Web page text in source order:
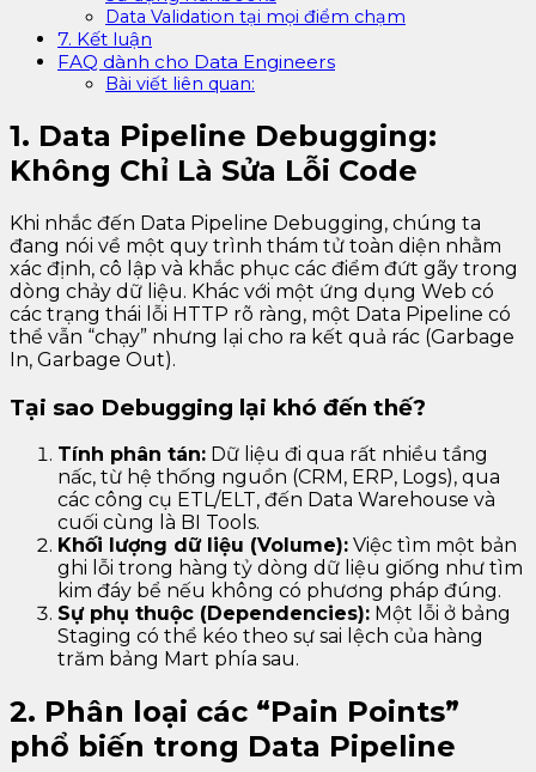
Data Validation tại mọi điểm chạm
7. Kết luận
FAQ dành cho Data Engineers
Bài viết liên quan:
1. Data Pipeline Debugging:
Không Chỉ Là Sửa Lỗi Code
Khi nhắc đến Data Pipeline Debugging, chúng ta
đang nói về một quy trình thám tử toàn diện nhằm
xác định, cô lập và khắc phục các điểm đứt gãy trong
dòng chảy dữ liệu. Khác với một ứng dụng Web có
các trạng thái lỗi HTTP rõ ràng, một Data Pipeline có
thể vẫn “chạy” nhưng lại cho ra kết quả rác (Garbage
In, Garbage Out).
Tại sao Debugging lại khó đến thế?
Tính phân tán: Dữ liệu đi qua rất nhiều tầng
nấc, từ hệ thống nguồn (CRM, ERP, Logs), qua
các công cụ ETL/ELT, đến Data Warehouse và
cuối cùng là BI Tools.
Khối lượng dữ liệu (Volume): Việc tìm một bản
ghi lỗi trong hàng tỷ dòng dữ liệu giống như tìm
kim đáy bể nếu không có phương pháp đúng.
Sự phụ thuộc (Dependencies): Một lỗi ở bảng
Staging có thể kéo theo sự sai lệch của hàng
trăm bảng Mart phía sau.
2. Phân loại các “Pain Points”
phổ biến trong Data Pipeline